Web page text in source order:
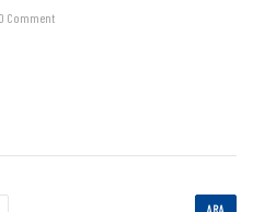
0 Comment